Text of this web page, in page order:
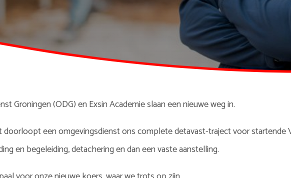
Groningen (ODG) en Exsin Academie slaan een nieuwe weg in.
een omgevingsdienst ons complete detavast-traject voor startende
en begeleiding, detachering en dan een vaste aanstelling.